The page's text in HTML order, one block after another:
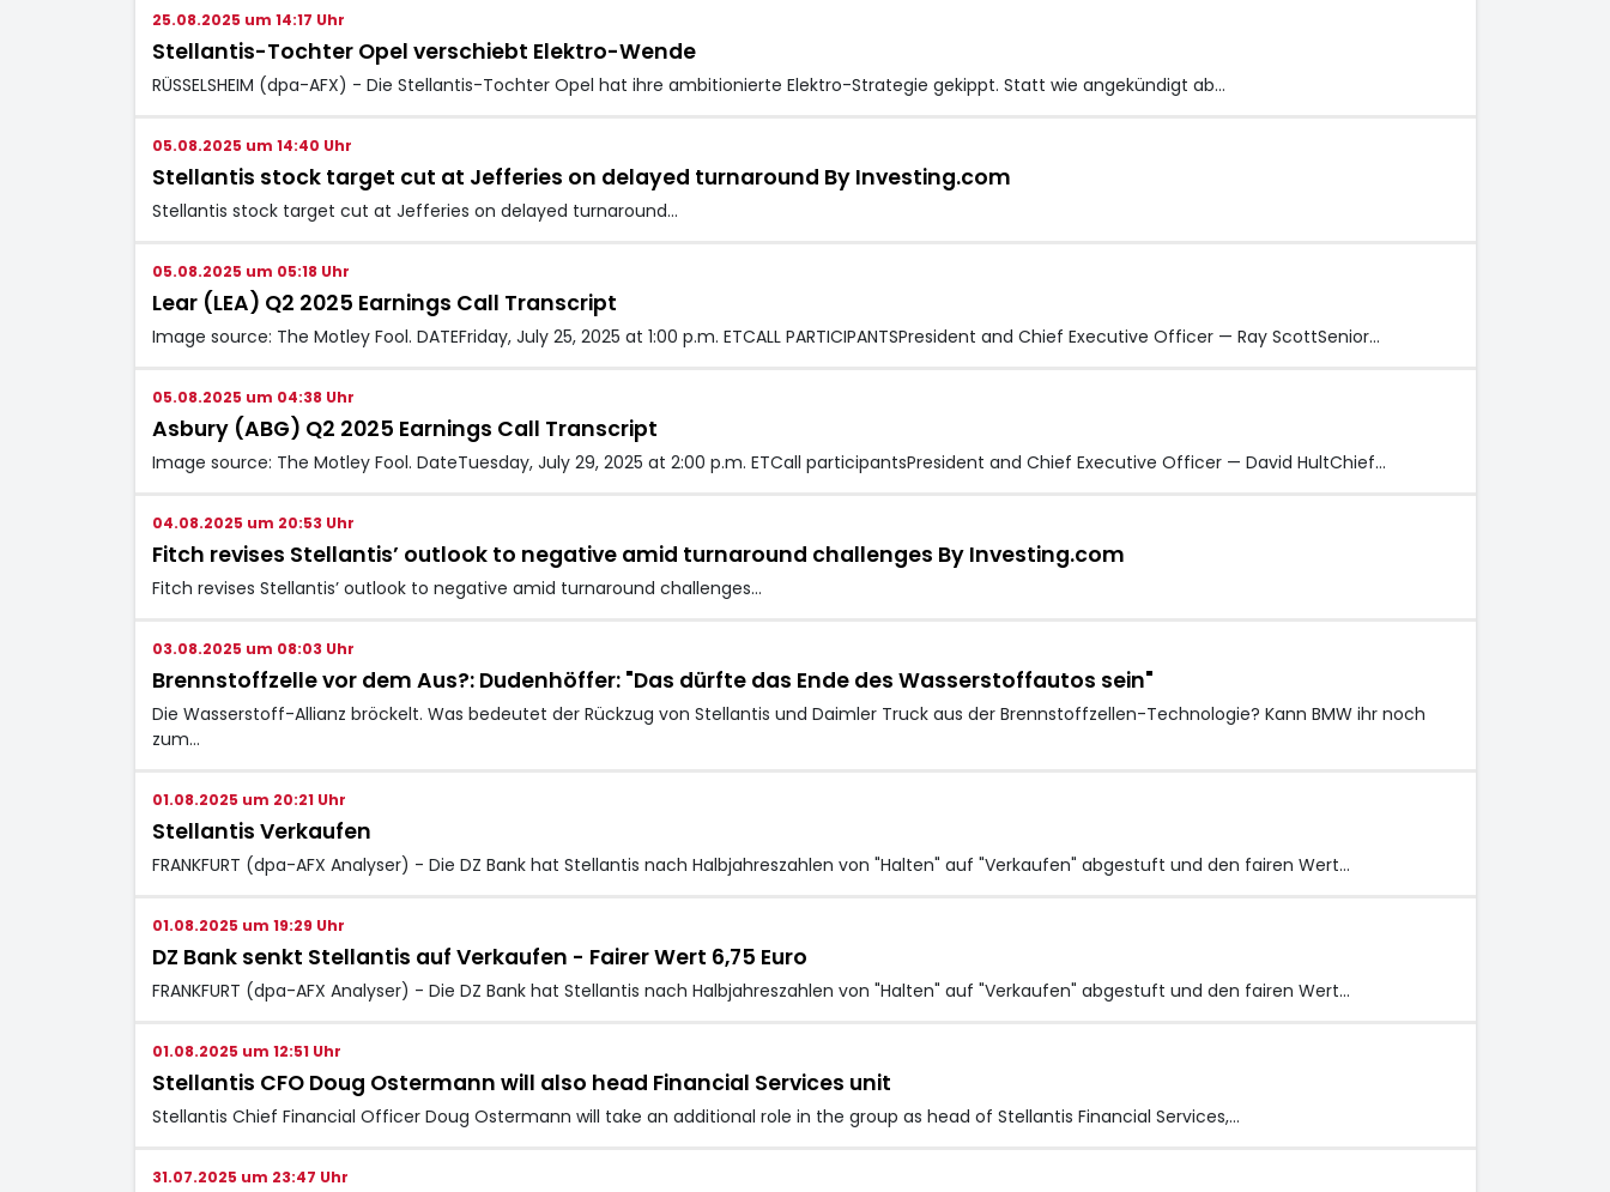
25.08.2025 um 14:17 Uhr
Stellantis-Tochter Opel verschiebt Elektro-Wende
RÜSSELSHEIM (dpa-AFX) - Die Stellantis-Tochter Opel hat ihre ambitionierte Elektro-Strategie gekippt. Statt wie angekündigt ab…
05.08.2025 um 14:40 Uhr
Stellantis stock target cut at Jefferies on delayed turnaround By Investing.com
Stellantis stock target cut at Jefferies on delayed turnaround…
05.08.2025 um 05:18 Uhr
Lear (LEA) Q2 2025 Earnings Call Transcript
Image source: The Motley Fool. DATEFriday, July 25, 2025 at 1:00 p.m. ETCALL PARTICIPANTSPresident and Chief Executive Officer — Ray ScottSenior…
05.08.2025 um 04:38 Uhr
Asbury (ABG) Q2 2025 Earnings Call Transcript
Image source: The Motley Fool. DateTuesday, July 29, 2025 at 2:00 p.m. ETCall participantsPresident and Chief Executive Officer — David HultChief…
04.08.2025 um 20:53 Uhr
Fitch revises Stellantis’ outlook to negative amid turnaround challenges By Investing.com
Fitch revises Stellantis’ outlook to negative amid turnaround challenges…
03.08.2025 um 08:03 Uhr
Brennstoffzelle vor dem Aus?: Dudenhöffer: "Das dürfte das Ende des Wasserstoffautos sein"
Die Wasserstoff-Allianz bröckelt. Was bedeutet der Rückzug von Stellantis und Daimler Truck aus der Brennstoffzellen-Technologie? Kann BMW ihr noch
zum…
01.08.2025 um 20:21 Uhr
Stellantis Verkaufen
FRANKFURT (dpa-AFX Analyser) - Die DZ Bank hat Stellantis nach Halbjahreszahlen von "Halten" auf "Verkaufen" abgestuft und den fairen Wert…
01.08.2025 um 19:29 Uhr
DZ Bank senkt Stellantis auf Verkaufen - Fairer Wert 6,75 Euro
FRANKFURT (dpa-AFX Analyser) - Die DZ Bank hat Stellantis nach Halbjahreszahlen von "Halten" auf "Verkaufen" abgestuft und den fairen Wert…
01.08.2025 um 12:51 Uhr
Stellantis CFO Doug Ostermann will also head Financial Services unit
Stellantis Chief Financial Officer Doug Ostermann will take an additional role in the group as head of Stellantis Financial Services,…
31.07.2025 um 23:47 Uhr